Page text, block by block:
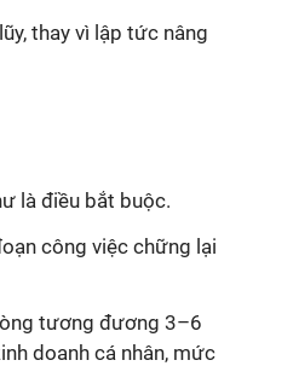
thay vì lập tức nâng
là điều bắt buộc.
công việc chững lại
tương đương 3–6
doanh cá nhân, mức